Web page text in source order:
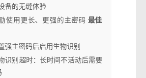
备的无缝体验
使用更长、更强的主密码 最佳
强主密码后启用生物识别
识别超时：长时间不活动后需要